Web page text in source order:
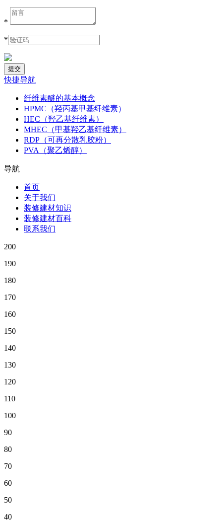
*
*
快捷导航
纤维素醚的基本概念
HPMC（羟丙基甲基纤维素）
HEC（羟乙基纤维素）
MHEC（甲基羟乙基纤维素）
RDP（可再分散乳胶粉）
PVA（聚乙烯醇）
导航
首页
关于我们
装修建材知识
装修建材百科
联系我们
200
190
180
170
160
150
140
130
120
110
100
90
80
70
60
50
40